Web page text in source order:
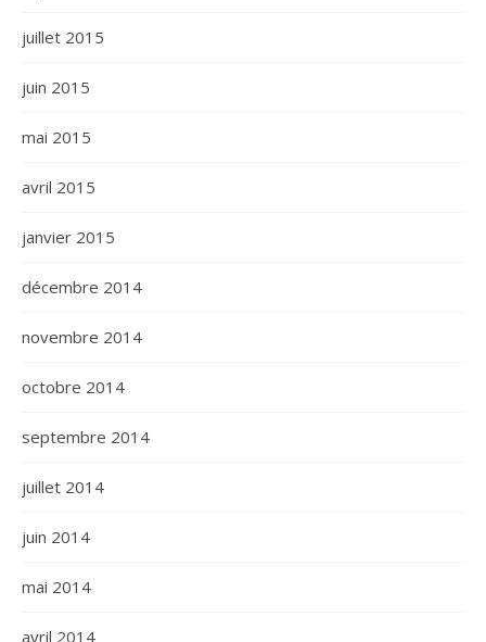
juillet 2015
juin 2015
mai 2015
avril 2015
janvier 2015
décembre 2014
novembre 2014
octobre 2014
septembre 2014
juillet 2014
juin 2014
mai 2014
avril 2014